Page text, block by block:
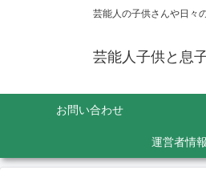
芸能人の子供さんや日々
芸能人子供と息
お問い合わせ
運営者情報